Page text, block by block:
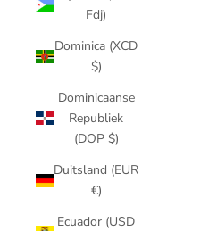
Fdj)
Dominica (XCD
$)
Dominicaanse
Republiek
(DOP $)
Duitsland (EUR
€)
Ecuador (USD